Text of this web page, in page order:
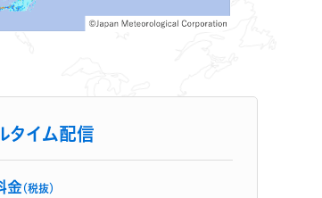
タイム配信
金（税抜）